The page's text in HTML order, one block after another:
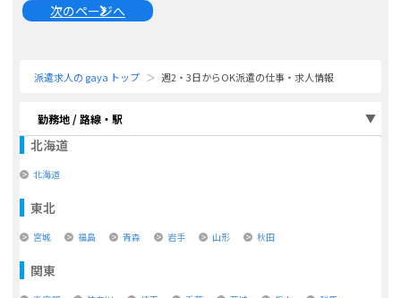
次のページへ
派遣求人の gaya トップ 週2・3日からOK派遣の仕事・求人情報
勤務地 / 路線・駅
北海道
北海道
東北
宮城 福島 青森 岩手 山形 秋田
関東